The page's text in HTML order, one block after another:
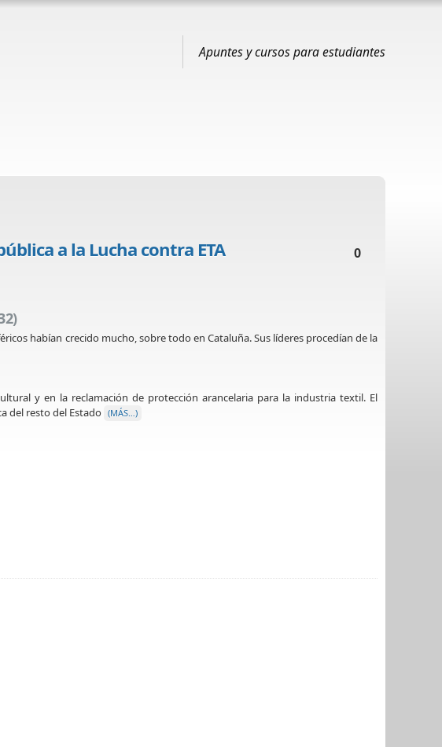
Apuntes y cursos para estudiantes
a la Lucha contra ETA 0
habían crecido mucho, sobre todo en Cataluña. Sus líderes procedían de la
y en la reclamación de protección arancelaria para la industria textil. El
del resto del Estado (MÁS…)